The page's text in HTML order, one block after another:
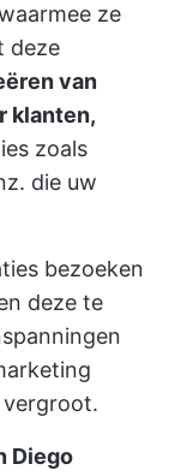
ze
deze
van
klanten,
zoals
die uw
bezoeken
deze te
Diego